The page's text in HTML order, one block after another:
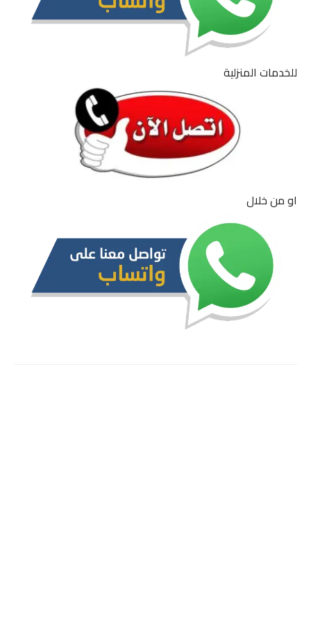
للخدمات المنزلية
او من خلال